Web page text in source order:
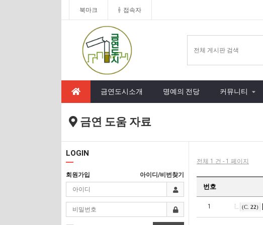
북마크 접속자
금연도시소개 명예의 전당 커뮤니티
금연 도움 자료
LOGIN
회원가입 아이디/비번찾기
전체 1 건 - 1 페이지
번호
1 (C. 22)